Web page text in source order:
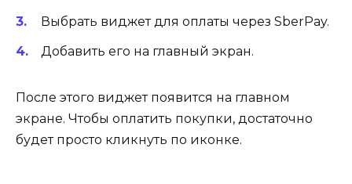
Выбрать виджет для оплаты через SberPay.
Добавить его на главный экран.
После этого виджет появится на главном
экране. Чтобы оплатить покупки, достаточно
будет просто кликнуть по иконке.